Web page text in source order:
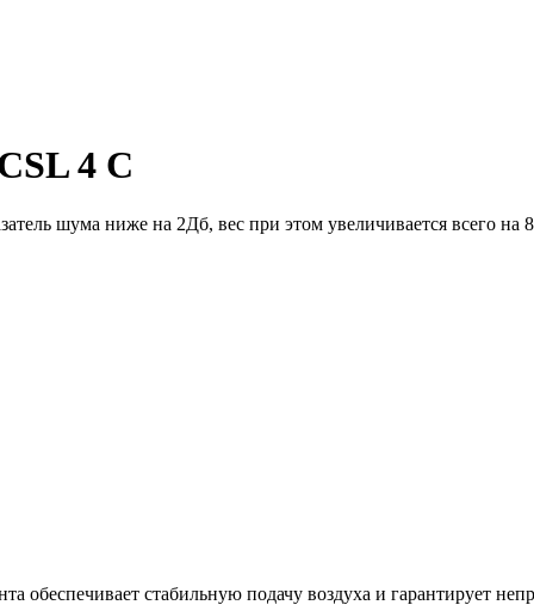
4 C
шума ниже на 2Дб, вес при этом увеличивается всего на
обеспечивает стабильную подачу воздуха и гарантирует